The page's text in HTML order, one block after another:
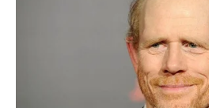
Wir freuen uns über Ihre Tipps zu
Ausflugszielen und
Schwäbisch Hall, die in den
Eingabefeldern online